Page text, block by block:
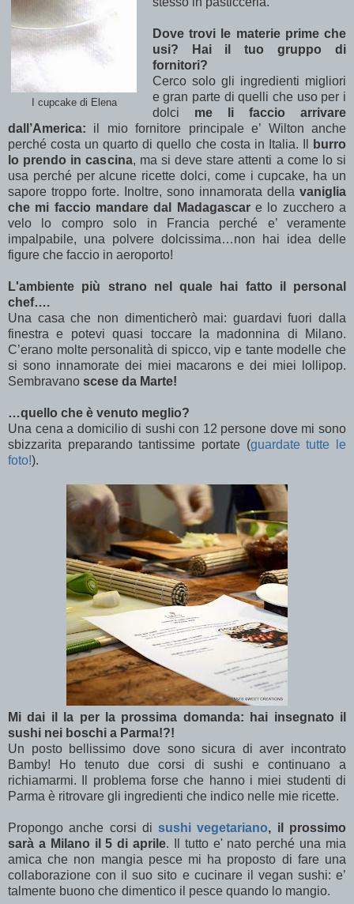
I cupcake di Elena
Dove trovi le materie prime che
usi? Hai il tuo gruppo di
fornitori?
Cerco solo gli ingredienti migliori
e gran parte di quelli che uso per i
dolci me li faccio arrivare
dall’America: il mio fornitore principale e’ Wilton anche
perché costa un quarto di quello che costa in Italia.
burro
lo prendo in cascina, ma si deve stare attenti a come lo si
usa perché per alcune ricette dolci, come i cupcake, ha un
sapore troppo forte.
Inoltre, sono innamorata della vaniglia
che mi faccio mandare dal Madagascar e lo zucchero a
velo lo compro solo in Francia perché e’ veramente
impalpabile, una polvere dolcissima…non hai idea delle
figure che faccio in aeroporto!
L'ambiente più strano nel quale hai fatto il personal
chef….
Una casa che non dimenticherò mai: guardavi fuori dalla
finestra e potevi quasi toccare la madonnina di Milano.
C’erano molte personalità di spicco, vip e tante modelle che
si sono innamorate dei miei macarons e dei miei lollipop.
Sembravano scese da Marte!
…quello che è venuto meglio?
Una cena a domicilio di sushi con 12 persone dove mi sono
sbizzarita preparando tantissime portate (guardate tutte le
foto!).
Mi dai il la per la prossima domanda: hai insegnato il
sushi nei boschi a Parma!?!
Un posto bellissimo dove sono sicura di aver incontrato
Bamby! Ho tenuto due corsi di sushi e continuano a
richiamarmi. Il problema forse che hanno i miei studenti di
Parma è ritrovare gli ingredienti che indico nelle mie ricette.
Propongo anche corsi disushi vegetariano, il prossimo
sarà a Milano il 5 di aprile. Il tutto e' nato perché una mia
amica che non mangia pesce mi ha proposto di fare una
collaborazione con il suo sito e cucinare il vegan sushi: e’
talmente buono che dimentico il pesce quando lo mangio.